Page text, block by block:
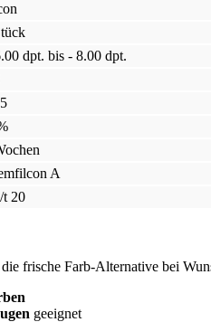
dpt. bis - 8.00 dpt.
A
20
frische Farb-Alternative bei
geeignet